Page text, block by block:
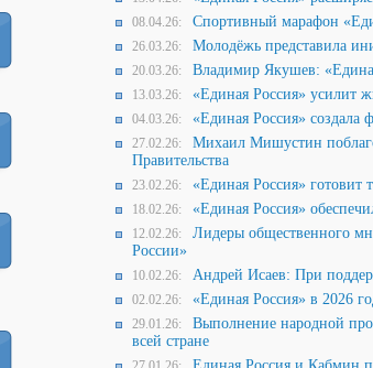
08.04.26: Спортивный марафон
26.03.26: Молодёжь представила
20.03.26: Владимир Якушев:
13.03.26: «Единая Россия» усилит
04.03.26: «Единая Россия» создала
27.02.26:
Михаил Мишустин
Правительства
23.02.26: «Единая Россия» готовит
18.02.26: «Единая Россия»
12.02.26:
Лидеры общественного
России»
10.02.26: Андрей Исаев: При
02.02.26: «Единая Россия» в 2026
29.01.26:
Выполнение народной
всей стране